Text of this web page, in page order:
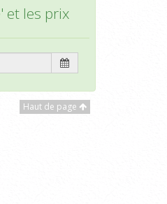
et les prix
Haut de page